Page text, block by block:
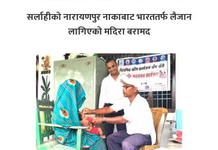
सर्लाहीको नारायणपुर नाकाबाट भारततर्फ लैजान
लागिएको मदिरा बरामद